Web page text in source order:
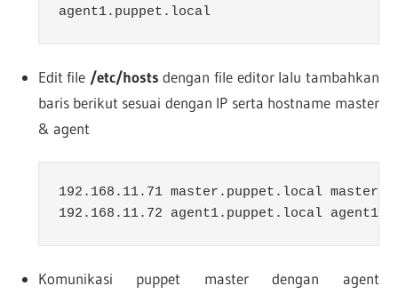
agent1.puppet.local
Edit file /etc/hostsdengan file editor lalu tambahkan
baris berikut sesuai dengan IP serta hostname master
& agent
192.168.11.71 master.puppet.local master
192.168.11.72 agent1.puppet.local agent1
Komunikasi puppet master dengan agent